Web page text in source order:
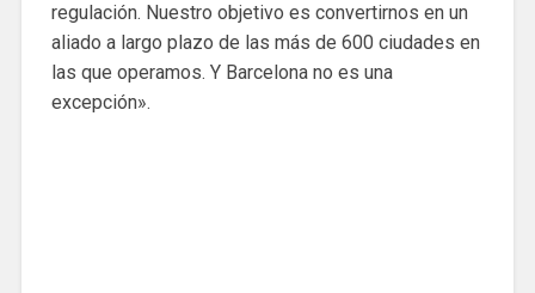
regulación. Nuestro objetivo es convertirnos en un
aliado a largo plazo de las más de 600 ciudades en
las que operamos. Y Barcelona no es una
excepción».